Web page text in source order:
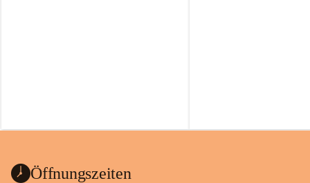
Öffnungszeiten